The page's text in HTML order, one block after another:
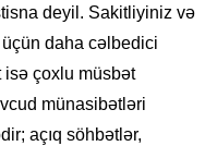
deyil. Sakitliyiniz və
üçün daha cəlbedici
çoxlu müsbət
münasibətləri
açıq söhbətlər,